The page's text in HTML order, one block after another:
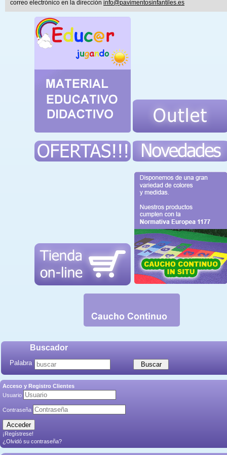
Buscador
Palabra
Acceso y Registro Clientes
Usuario
Contraseña
¡Regístrese!
¿Olvidó su contraseña?
correo electrónico en la dirección info@pavimentosinfantiles.es